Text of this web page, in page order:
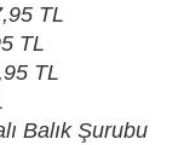
TL
TL
TL
Balık Şurubu